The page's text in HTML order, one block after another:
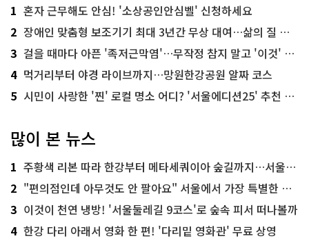
1 혼자 근무해도 안심! '소상공인안심벨' 신청하세요
2 장애인 맞춤형 보조기기 최대 3년간 무상 대여…삶의 질 높인다
3 걸을 때마다 아픈 '족저근막염'…무작정 참지 말고 '이것' 해보세요!
4 먹거리부터 야경 라이브까지…망원한강공원 알짜 코스
5 시민이 사랑한 '찐' 로컬 명소 어디? '서울에디션25' 추천 코스
많이 본 뉴스
1 주황색 리본 따라 한강부터 메타세쿼이아 숲길까지…서울둘레길 15코스
2 "편의점인데 아무것도 안 팔아요" 서울에서 가장 특별한 편의점의 정체
3 이것이 천연 냉방! '서울둘레길 9코스'로 숲속 피서 떠나볼까
4 한강 다리 아래서 영화 한 편! '다리밑 영화관' 무료 상영